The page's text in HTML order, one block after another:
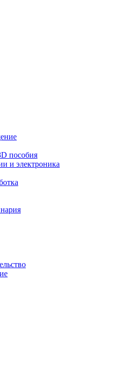
пособия
и электроника